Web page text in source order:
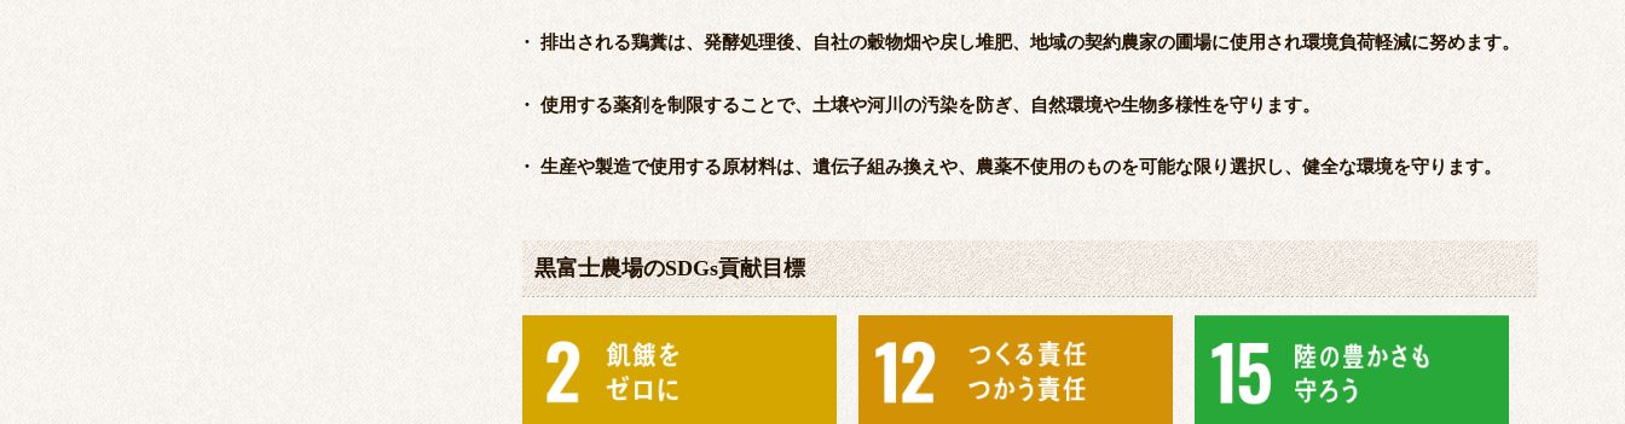
排出される鶏糞は、発酵処理後、自社の穀物畑や戻し堆肥、地域の契約農家の圃場に使用され環境負荷軽減に努めます。
使用する薬剤を制限することで、土壌や河川の汚染を防ぎ、自然環境や生物多様性を守ります。
生産や製造で使用する原材料は、遺伝子組み換えや、農薬不使用のものを可能な限り選択し、健全な環境を守ります。
黒富士農場のSDGs貢献目標